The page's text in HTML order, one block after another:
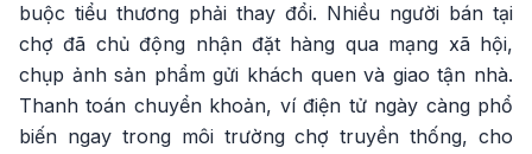
buộc tiểu thương phải thay đổi. Nhiều người bán tại
chợ đã chủ động nhận đặt hàng qua mạng xã hội,
chụp ảnh sản phẩm gửi khách quen và giao tận nhà.
Thanh toán chuyển khoản, ví điện tử ngày càng phổ
biến ngay trong môi trường chợ truyền thống, cho